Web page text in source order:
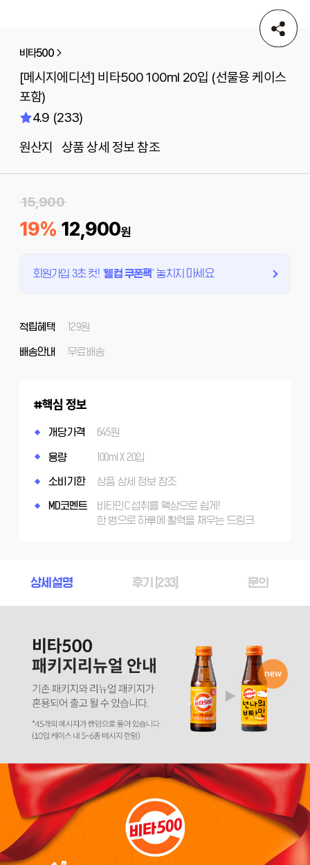
비타500
[메시지에디션] 비타500 100ml 20입 (선물용 케이스
포함)
4.9 (233)
원산지 상품 상세 정보 참조
15,900
19% 12,900원
회원가입 3초 컷! '웰컴 쿠폰팩' 놓치지 마세요
적립혜택 129원
배송안내 무료배송
핵심 정보
개당가격 645원
용량 100ml X 20입
소비기한 상품 상세 정보 참조
MD코멘트
비타민C 섭취를 액상으로 쉽게!
한 병으로 하루에 활력을 채우는 드링크
상세설명 후기 [ 233] 문의